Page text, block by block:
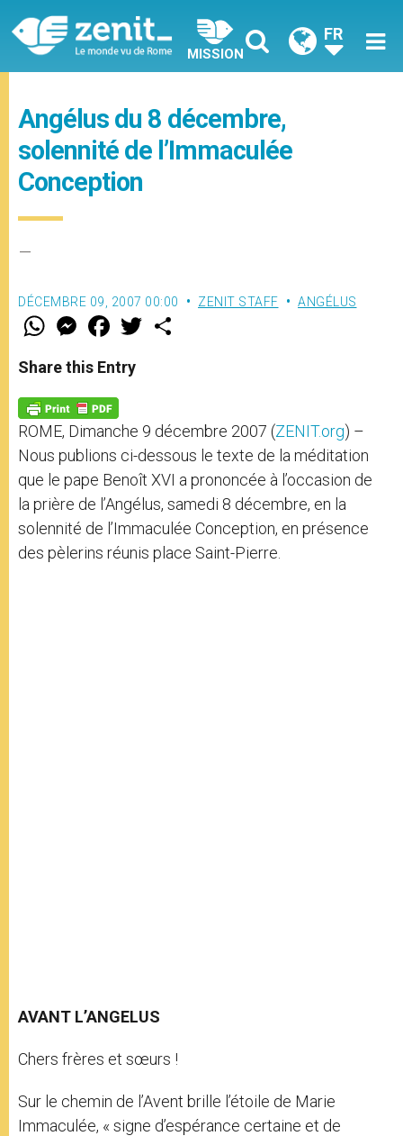
MISSION
FR
Angélus du 8 décembre,
solennité de l’Immaculée
Conception
–
DÉCEMBRE 09, 2007 00:00 ZENIT STAFF ANGÉLUS
W
t
s
p
p
M
e
s
e
g
e
r
F
a
e
b
o
k
w
Share this Entry
ROME, Dimanche 9 décembre 2007 (ZENIT.org) –
Nous publions ci-dessous le texte de la méditation
que le pape Benoît XVI a prononcée à l’occasion de
la prière de l’Angélus, samedi 8 décembre, en la
solennité de l’Immaculée Conception, en présence
des pèlerins réunis place Saint-Pierre.
AVANT L’ANGELUS
Chers frères et sœurs !
Sur le chemin de l’Avent brille l’étoile de Marie
Immaculée, « signe d’espérance certaine et de